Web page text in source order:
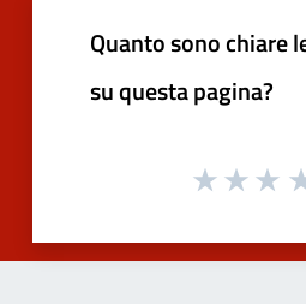
Quanto sono chiare
su questa pagina?